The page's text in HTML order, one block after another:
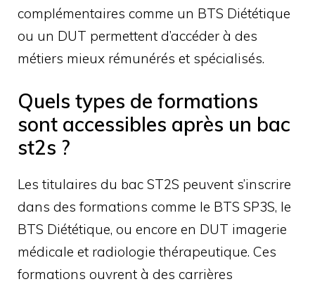
complémentaires comme un BTS Diététique
ou un DUT permettent d’accéder à des
métiers mieux rémunérés et spécialisés.
Quels types de formations
sont accessibles après un bac
st2s ?
Les titulaires du bac ST2S peuvent s’inscrire
dans des formations comme le BTS SP3S, le
BTS Diététique, ou encore en DUT imagerie
médicale et radiologie thérapeutique. Ces
formations ouvrent à des carrières